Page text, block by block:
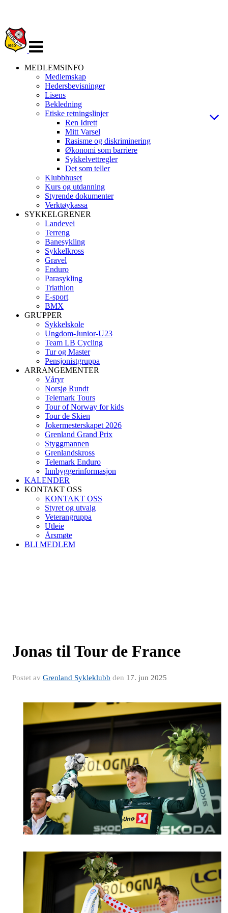
navigasjon
MEDLEMSINFO
Medlemskap
Hedersbevisninger
Lisens
Bekledning
Etiske retningslinjer
Ren Idrett
Mitt Varsel
Rasisme og diskriminering
Økonomi som barriere
Sykkelvettregler
Det som teller
Klubbhuset
Kurs og utdanning
Styrende dokumenter
Verktøykassa
SYKKELGRENER
Landevei
Terreng
Banesykling
Sykkelkross
Gravel
Enduro
Parasykling
Triathlon
E-sport
BMX
GRUPPER
Sykkelskole
Ungdom-Junior-U23
Team LB Cycling
Tur og Master
Pensjonistgruppa
ARRANGEMENTER
Våryr
Norsjø Rundt
Telemark Tours
Tour of Norway for kids
Tour de Skien
Jokermesterskapet 2026
Grenland Grand Prix
Styggmannen
Grenlandskross
Telemark Enduro
Innbyggerinformasjon
KALENDER
KONTAKT OSS
KONTAKT OSS
Styret og utvalg
Veterangruppa
Utleie
Årsmøte
BLI MEDLEM
Jonas til Tour de France
Postet av Grenland Sykleklubb den 17. jun 2025